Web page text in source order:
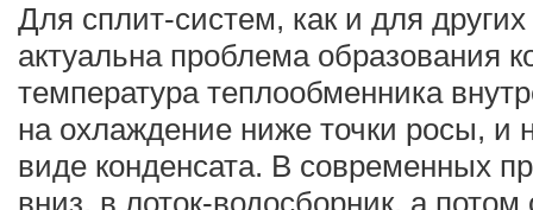
Для сплит-систем, как и для
актуальна проблема образования
температура теплообменника
на охлаждение ниже точки росы, и
виде конденсата. В современных
вниз, в лоток-водосборник, а потом